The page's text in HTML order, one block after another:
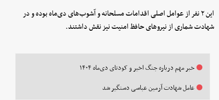
این ۲ نفر از عوامل اصلی اقدامات مسلحانه و آشوب‌های دی‌ماه بوده و در
شهادت شماری از نیروهای حافظ امنیت نیز نقش داشتند.
خبر مهم درباره جنگ اخیر و کودتای دی‌ماه ۱۴۰۴
عامل شهادت آرمین عباسی دستگیر شد